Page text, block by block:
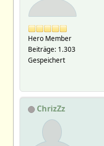
Hero Member
Beiträge: 1.303
Gespeichert
ChrizZz